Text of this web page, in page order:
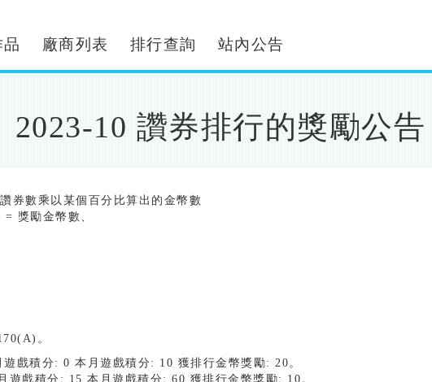
品 廠商列表 排行查詢 站內公告
2023-10 讚券排行的獎勵公告
券數乘以某個百分比算出的金幣數
獎勵金幣數、
。
戲積分: 0 本月遊戲積分: 10 獲排行金幣獎勵: 20。
戲積分: 15 本月遊戲積分: 60 獲排行金幣獎勵: 10。